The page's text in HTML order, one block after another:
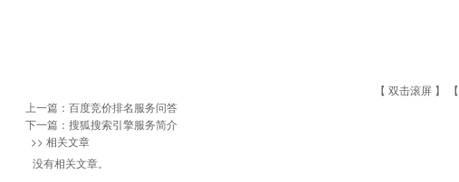
【 双击滚屏 】 【
上一篇： 百度竞价排名服务问答
下一篇： 搜狐搜索引擎服务简介
>> 相关文章
没有相关文章。